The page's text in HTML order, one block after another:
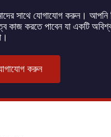
সাথে যোগাযোগ করুন। আপনি
কাজ করতে পাবেন যা একটি
করুন